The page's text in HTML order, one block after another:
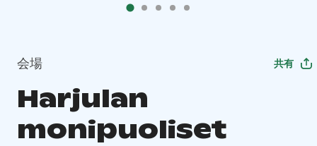
会場 共有
Harjulan
monipuoliset